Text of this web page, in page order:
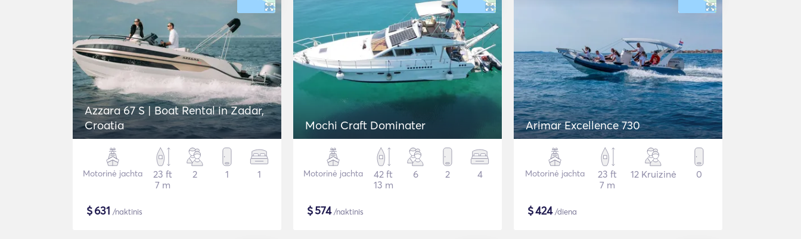
Azzara 67 S | Boat Rental in Zadar,
Croatia
Motorinė jachta
23 ft
7 m
2 1 1
$631 /naktinis
Mochi Craft Dominater
Motorinė jachta
42 ft
13 m
6 2 4
$574/naktinis
Arimar Excellence 730
Motorinė jachta
23 ft
7 m
12 Kruizinė 0
$424/diena